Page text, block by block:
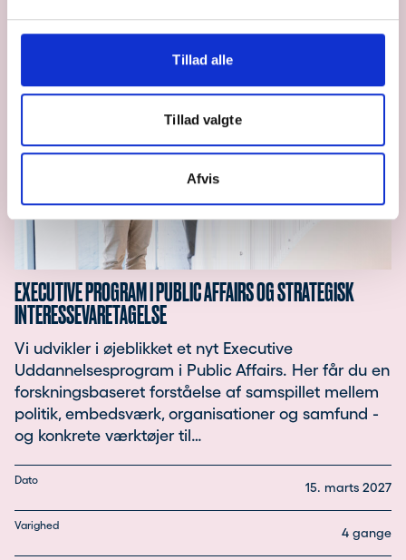
Tillad alle
Tillad valgte
Afvis
EXECUTIVE PROGRAM I PUBLIC AFFAIRS OG STRATEGISK
INTERESSEVARETAGELSE
Vi udvikler i øjeblikket et nyt Executive
Uddannelsesprogram i Public Affairs. Her får du en
forskningsbaseret forståelse af samspillet mellem
politik, embedsværk, organisationer og samfund -
og konkrete værktøjer til…
Dato
15. marts 2027
Varighed
4 gange